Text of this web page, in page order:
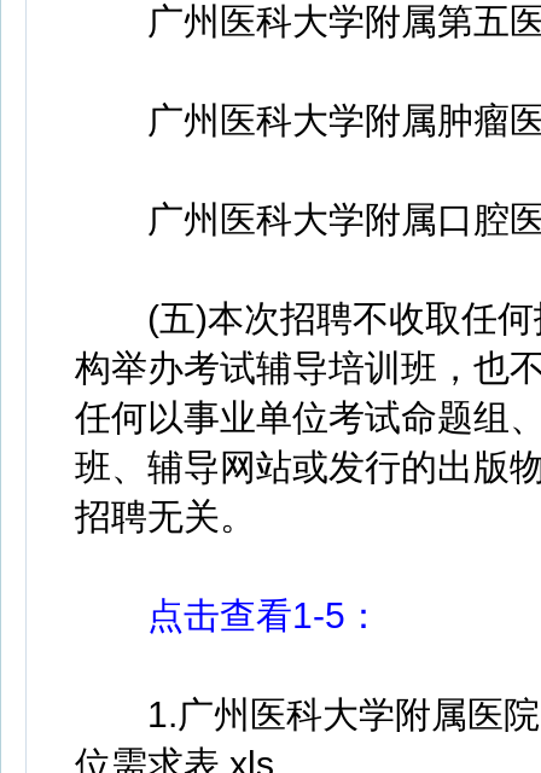
广州医科大学附属第五医
广州医科大学附属肿瘤医
广州医科大学附属口腔医
(五)本次招聘不收取任何
构举办考试辅导培训班，也
任何以事业单位考试命题组
班、辅导网站或发行的出版
招聘无关。
点击查看1-5：
1.广州医科大学附属医院
位需求表.xls